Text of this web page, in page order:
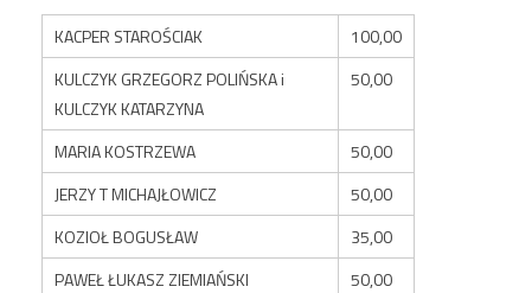
KACPER STAROŚCIAK
100,00
KULCZYK GRZEGORZ POLIŃSKA i
KULCZYK KATARZYNA
50,00
MARIA KOSTRZEWA
50,00
JERZY T MICHAJŁOWICZ
50,00
KOZIOŁ BOGUSŁAW
35,00
PAWEŁ ŁUKASZ ZIEMIAŃSKI
50,00